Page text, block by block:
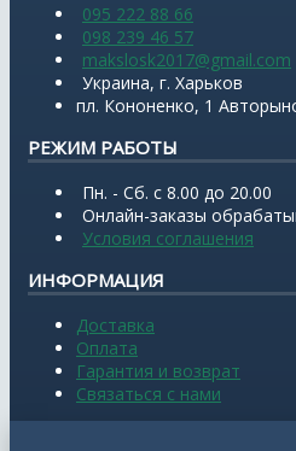
095 222 88 66
098 239 46 57
makslosk2017@gmail.com
Украина, г. Харьков
пл. Кононенко, 1
РЕЖИМ РАБОТЫ
Пн. - Сб. с 8.00 до 20.00
Онлайн-заказы
Условия соглашения
ИНФОРМАЦИЯ
Доставка
Оплата
Гарантия и возврат
Связаться с нами